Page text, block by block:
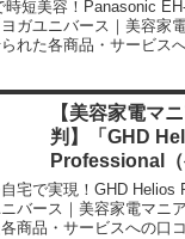
短美容！Panasonic
ガユニバース｜美容家
れた各商品・サービス
【美容家電マ
判】「GHD
Professional
ヘアアイロン
みた正直感想
宅で実現！GHD
バース｜美容家電マニ
商品・サービスへの口